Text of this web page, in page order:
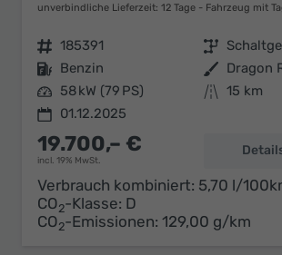
unverbindliche Lieferzeit: 12 Tage Fahrzeug mit
Fahrzeugnr. 185391 Getriebe
Kraftstoff Benzin Außenfarbe Dragon
Leistung 58 kW (79 PS) Kilometerstand 15 km
01.12.2025
19.700,– €
incl. 19% MwSt.
Verbrauch kombiniert: 5,70 l/
CO2-Klasse: D
CO2-Emissionen: 129,00 g/km